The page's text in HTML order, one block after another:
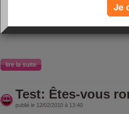
lire la suite
Test: Êtes-vous
publié le 12/02/2010 à 13:40
Je